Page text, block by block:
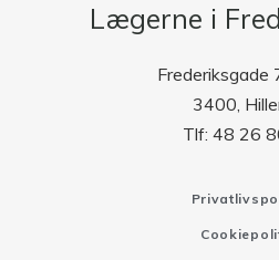
Lægerne i
Frederiksgade
3400,
Tlf: 48 26